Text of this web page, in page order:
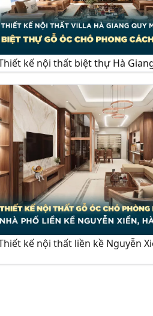
kế nội thất biệt thự Hà
kế nội thất liền kề Nguyễn